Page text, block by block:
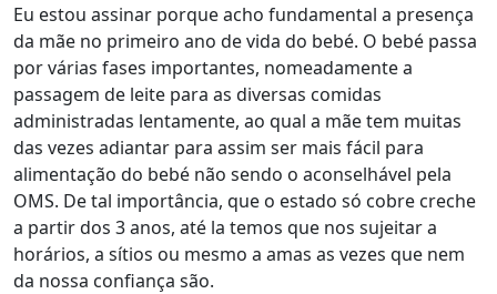
Eu estou assinar porque acho fundamental a presença
da mãe no primeiro ano de vida do bebé. O bebé passa
por várias fases importantes, nomeadamente a
passagem de leite para as diversas comidas
administradas lentamente, ao qual a mãe tem muitas
das vezes adiantar para assim ser mais fácil para
alimentação do bebé não sendo o aconselhável pela
OMS. De tal importância, que o estado só cobre creche
a partir dos 3 anos, até la temos que nos sujeitar a
horários, a sítios ou mesmo a amas as vezes que nem
da nossa confiança são.